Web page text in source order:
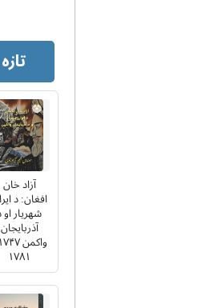
آزاد خان
افغان: د
شهریار
آذربایجان
۱۷۸۱